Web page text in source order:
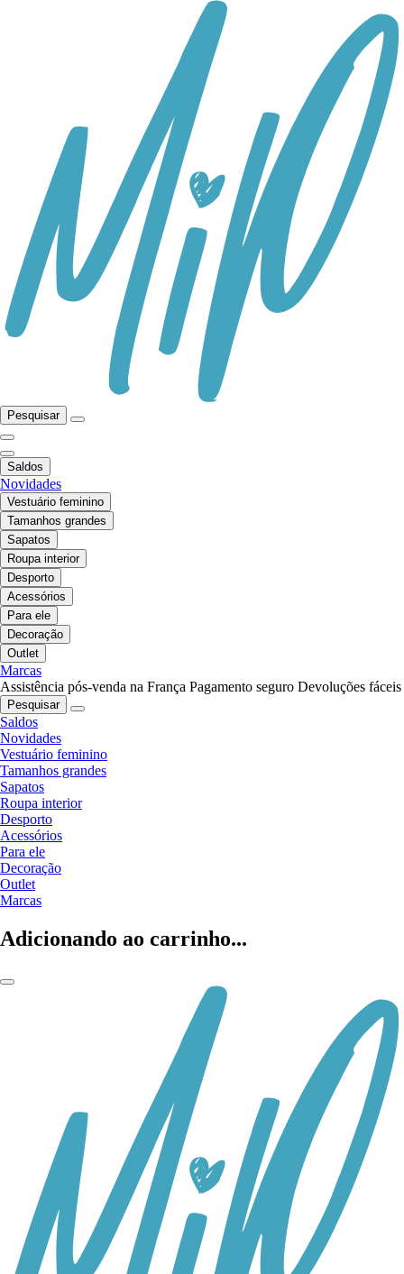
Pesquisar
Saldos
Novidades
Vestuário feminino
Tamanhos grandes
Sapatos
Roupa interior
Desporto
Acessórios
Para ele
Decoração
Outlet
Marcas
Assistência pós-venda na França Pagamento seguro Devoluções fáceis
Pesquisar
Saldos
Novidades
Vestuário feminino
Tamanhos grandes
Sapatos
Roupa interior
Desporto
Acessórios
Para ele
Decoração
Outlet
Marcas
Adicionando ao carrinho...